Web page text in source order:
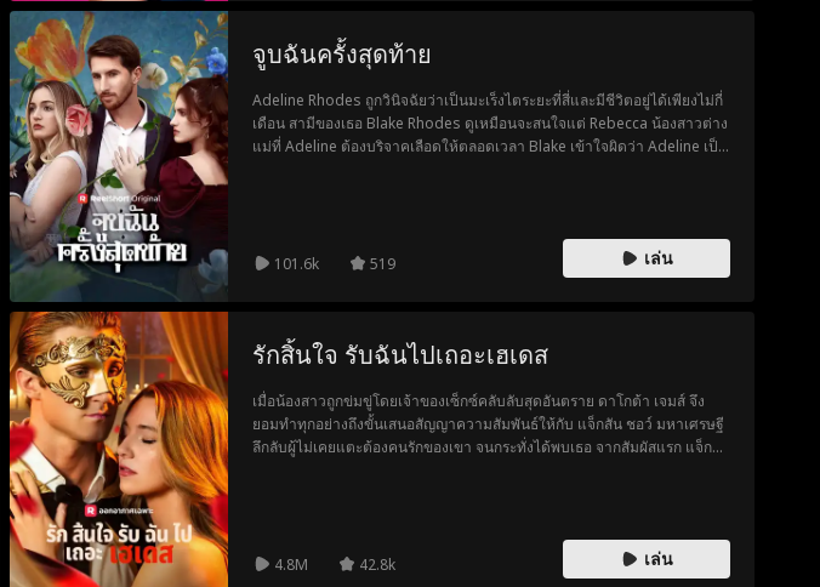
จูบฉันครั้งสุดท้าย
Adeline Rhodes ถูกวินิจฉัยว่าเป็นมะเร็งไตระยะที่สี่และมีชีวิตอยู่ได้เพียงไม่กี่
เดือน สามีของเธอ Blake Rhodes ดูเหมือนจะสนใจแต่ Rebecca น้องสาวต่าง
แม่ที่ Adeline ต้องบริจาคเลือดให้ตลอดเวลา Blake เข้าใจผิดว่า Adeline เป็น
101.6k 519 เล่น
รักสิ้นใจ รับฉันไปเถอะเฮเดส
เมื่อน้องสาวถูกข่มขู่โดยเจ้าของเซ็กซ์คลับลับสุดอันตราย ดาโกต้า เจมส์ จึง
ยอมทำทุกอย่างถึงขั้นเสนอสัญญาความสัมพันธ์ให้กับ แจ็กสัน ชอว์ มหาเศรษฐี
ลึกลับผู้ไม่เคยแตะต้องคนรักของเขา จนกระทั่งได้พบเธอ จากสัมผัสแรก แจ็กสัน
โกต้าทันเวลาหรือไม่ หรือความรักต้องพ่ายแพ้ให้กับเงามืดก่อนจะถึงตอนจบ
4.8M 42.8k เล่น